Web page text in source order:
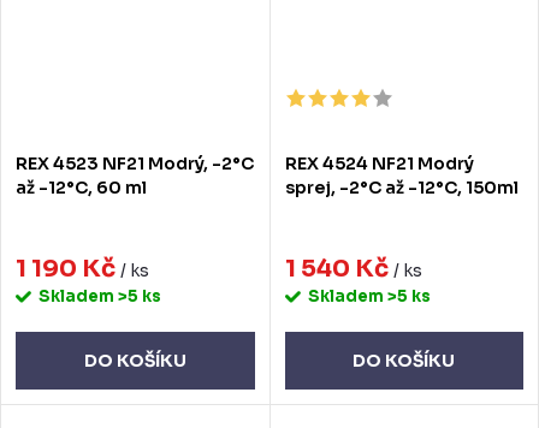
REX 4523 NF21 Modrý, -2°C
až -12°C, 60 ml
1 190 Kč / ks
Skladem >5 ks
DO KOŠÍKU
REX 4524 NF21 Modrý
sprej, -2°C až -12°C, 150ml
1 540 Kč / ks
Skladem >5 ks
DO KOŠÍKU